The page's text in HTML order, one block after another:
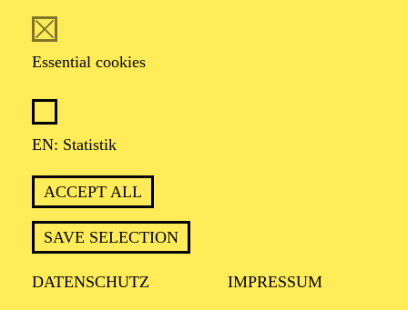
Essential cookies
EN: Statistik
ACCEPT ALL
SAVE SELECTION
DATENSCHUTZ IMPRESSUM
Friday
02.10.2026
Aalto-Foyer
ÖFFENTLICHE THEATER­
FÜHRUNG
€